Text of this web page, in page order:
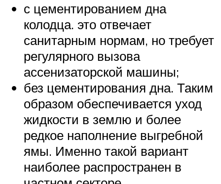
с цементированием дна
колодца. это отвечает
санитарным нормам, но требует
регулярного вызова
ассенизаторской машины;
без цементирования дна. Таким
образом обеспечивается уход
жидкости в землю и более
редкое наполнение выгребной
ямы. Именно такой вариант
наиболее распространен в